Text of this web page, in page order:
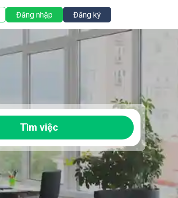
Đăng nhập Đăng ký
Tìm việc